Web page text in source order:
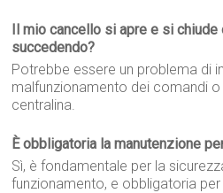
Il mio cancello si apre e si chiude
succedendo?
Potrebbe essere un problema di
malfunzionamento dei comandi
centralina.
È obbligatoria la manutenzione
Sì, è fondamentale per la
funzionamento, e obbligatoria per